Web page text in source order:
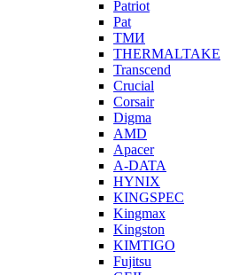
Patriot
Pat
ТМИ
THERMALTAKE
Transcend
Crucial
Corsair
Digma
AMD
Apacer
A-DATA
HYNIX
KINGSPEC
Kingmax
Kingston
KIMTIGO
Fujitsu